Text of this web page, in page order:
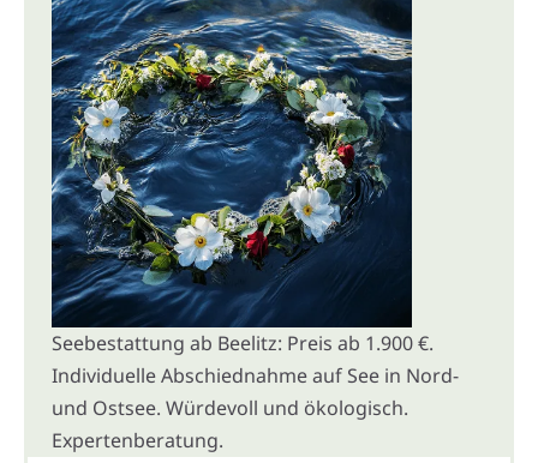
Seebestattung ab Beelitz: Preis ab 1.900 €.
Individuelle Abschiednahme auf See in Nord-
und Ostsee. Würdevoll und ökologisch.
Expertenberatung.